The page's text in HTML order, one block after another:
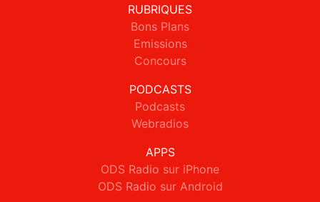
RUBRIQUES
Bons Plans
Emissions
Concours
PODCASTS
Podcasts
Webradios
APPS
ODS Radio sur iPhone
ODS Radio sur Android